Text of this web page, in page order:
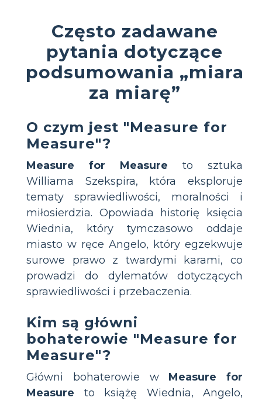
Często zadawane
pytania dotyczące
podsumowania „miara
za miarę”
O czym jest "Measure for
Measure"?
Measure for Measure to sztuka
Williama Szekspira, która eksploruje
tematy sprawiedliwości, moralności i
miłosierdzia. Opowiada historię księcia
Wiednia, który tymczasowo oddaje
miasto w ręce Angelo, który egzekwuje
surowe prawo z twardymi karami, co
prowadzi do dylematów dotyczących
sprawiedliwości i przebaczenia.
Kim są główni
bohaterowie "Measure for
Measure"?
Główni bohaterowie w Measure for
Measure to książę Wiednia, Angelo,